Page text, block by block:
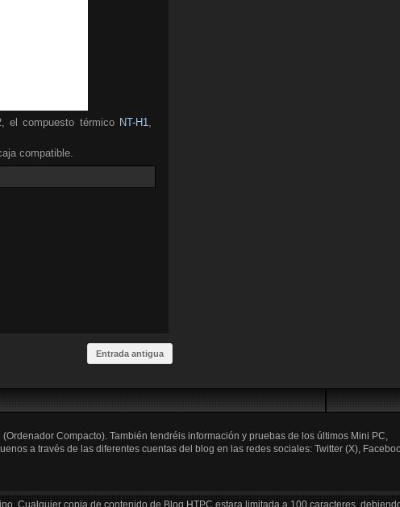
el compuesto térmico NT-H1
compatible.
Entrada antigua
Compacto). También tendréis información y pruebas de los últimos Mini PC,
a través de las diferentes cuentas del blog en las redes sociales: Twitter (X),
Cualquier copia de contenido de Blog HTPC estara limitada a 100 caracteres,